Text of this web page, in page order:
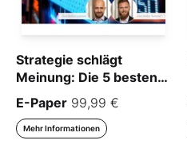
Strategie schlägt
Meinung: Die 5 besten
Aktien nach CAN SLIM
(inkl. Optionsschein-
Spezial)
E-Paper 99,99 €
Mehr Informationen